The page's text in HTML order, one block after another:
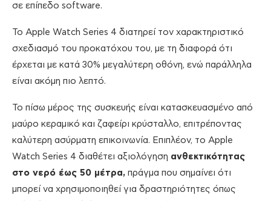
σε επίπεδο software.
To Apple Watch Series 4 διατηρεί τον χαρακτηριστικό
σχεδιασμό του προκατόχου του, με τη διαφορά ότι
έρχεται με κατά 30% μεγαλύτερη οθόνη, ενώ παράλληλα
είναι ακόμη πιο λεπτό.
To πίσω μέρος της συσκευής είναι κατασκευασμένο από
μαύρο κεραμικό και ζαφείρι κρύσταλλο, επιτρέποντας
καλύτερη ασύρματη επικοινωνία. Επιπλέον, το Apple
Watch Series 4 διαθέτει αξιολόγηση ανθεκτικότητας
στο νερό έως 50 μέτρα, πράγμα που σημαίνει ότι
μπορεί να χρησιμοποιηθεί για δραστηριότητες όπως